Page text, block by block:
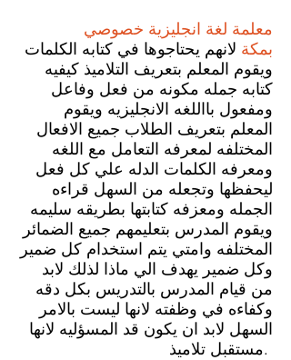
معلمة لغة انجليزية خصوصي
بمكة لانهم يحتاجوها في كتابه الكلمات
ويقوم المعلم بتعريف التلاميذ كيفيه
كتابه جمله مكونه من فعل وفاعل
ومفعول بااللغه الانجليزيه ويقوم
المعلم بتعريف الطلاب جميع الافعال
المختلفه لمعرفه التعامل مع اللغه
ومعرفه الكلمات الدله علي كل فعل
ليحفظها وتجعله من السهل قراءه
الجمله ومعزفه كتابتها بطريقه سليمه
ويقوم المدرس بتعليمهم جميع الضمائر
المختلفه وامتي يتم استخدام كل ضمير
وكل ضمير يهدف الي ماذا لذلك لابد
من قيام المدرس بالتدريس بكل دقه
وكفاءه في وظفته لانها ليست بالامر
السهل لابد ان يكون قد المسؤليه لانها
مستقبل تلاميذ.